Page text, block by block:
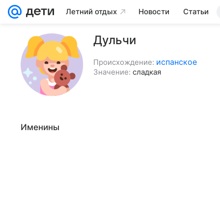
Летний отдых Новости Статьи
Дульчи
Происхождение: испанское
Значение: сладкая
Именины